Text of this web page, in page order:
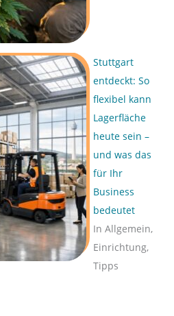
Stuttgart
entdeckt: So
flexibel kann
Lagerfläche
heute sein –
und was das
für Ihr
Business
bedeutet
In Allgemein,
Einrichtung,
Tipps